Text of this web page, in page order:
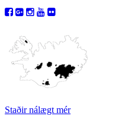
Staðir nálægt mér